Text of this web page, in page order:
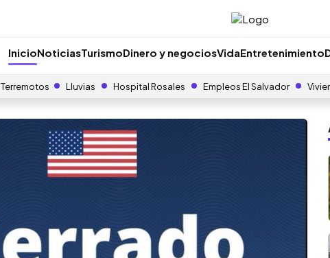
InicioNoticiasTurismoDinero y negociosVidaEntretenimiento
Terremotos Lluvias Hospital Rosales Empleos El Salvador